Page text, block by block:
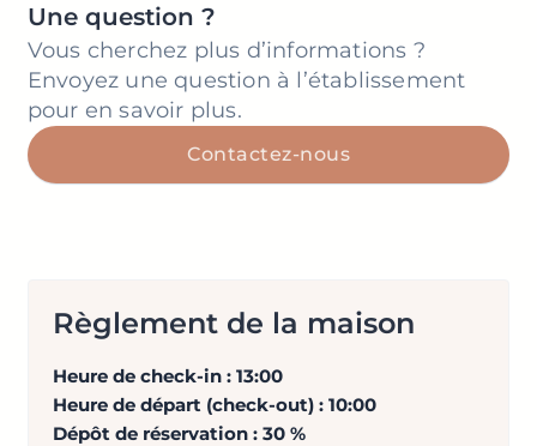
Une question ?
Vous cherchez plus d’informations ?
Envoyez une question à l’établissement
pour en savoir plus.
Contactez-nous
Règlement de la maison
Heure de check-in : 13:00
Heure de départ (check-out) : 10:00
Dépôt de réservation : 30 %